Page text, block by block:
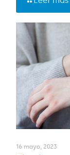
16 mayo, 2023